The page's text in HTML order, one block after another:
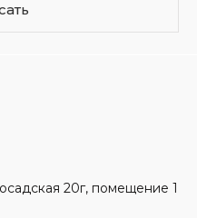
20г, помещение 1